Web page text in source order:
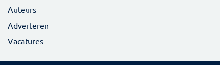
Auteurs
Adverteren
Vacatures